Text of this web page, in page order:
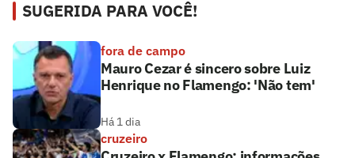
SUGERIDA PARA VOCÊ!
fora de campo
Mauro Cezar é sincero sobre Luiz
Henrique no Flamengo: 'Não tem'
Há 1 dia
cruzeiro